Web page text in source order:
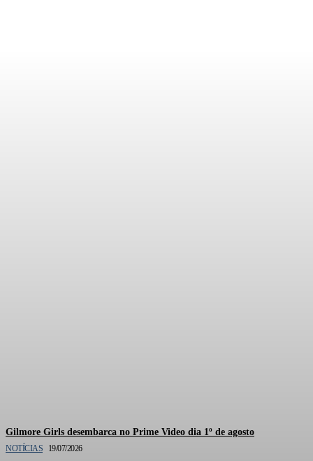
Gilmore Girls desembarca no Prime Video dia 1º de agosto
NOTÍCIAS 19/07/2026